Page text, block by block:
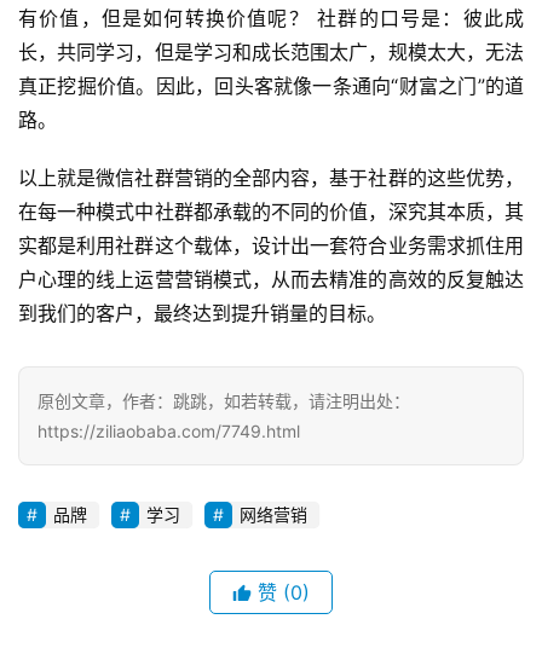
投
稿
日
好
诗
有价值，但是如何转换价值呢？ 社群的口号是：彼此成
长，共同学习，但是学习和成长范围太广，规模太大，无法
真正挖掘价值。因此，回头客就像一条通向“财富之门”的道
路。
以上就是微信社群营销的全部内容，基于社群的这些优势，
在每一种模式中社群都承载的不同的价值，深究其本质，其
实都是利用社群这个载体，设计出一套符合业务需求抓住用
户心理的线上运营营销模式，从而去精准的高效的反复触达
到我们的客户，最终达到提升销量的目标。
原创文章，作者：跳跳，如若转载，请注明出处：
https://ziliaobaba.com/7749.html
品牌 学习 网络营销
赞 (0)